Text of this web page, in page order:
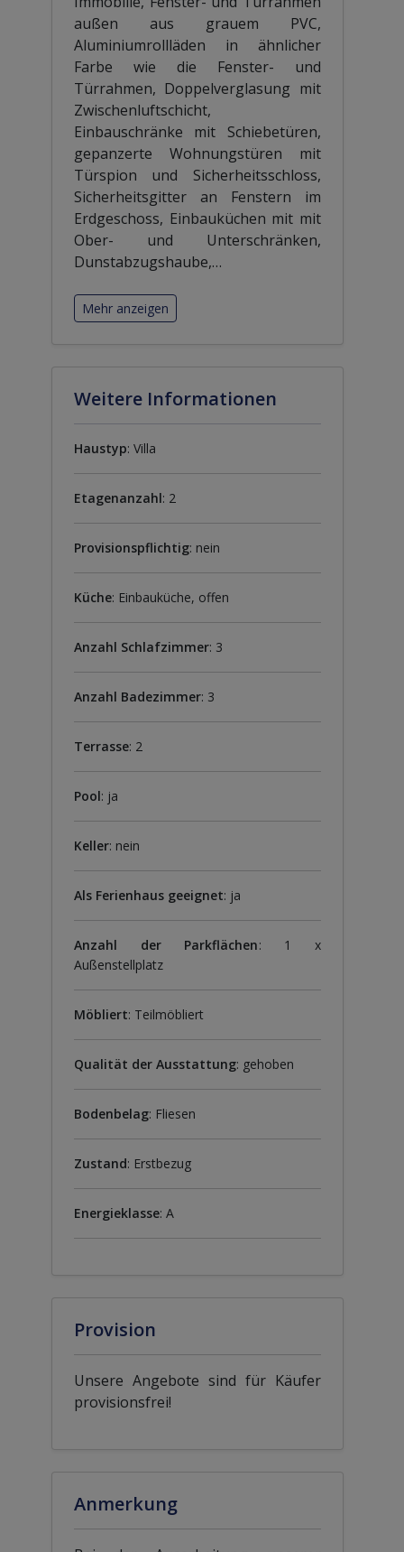
außen aus grauem PVC,
Aluminiumrollläden in ähnlicher
Farbe wie die Fenster- und
Türrahmen, Doppelverglasung mit
Zwischenluftschicht,
Einbauschränke mit Schiebetüren,
gepanzerte Wohnungstüren mit
Türspion und Sicherheitsschloss,
Sicherheitsgitter an Fenstern im
Erdgeschoss, Einbauküchen mit mit
Ober- und Unterschränken,
Dunstabzugshaube,…
Mehr anzeigen
Weitere Informationen
Haustyp: Villa
Etagenanzahl: 2
Provisionspflichtig: nein
Küche: Einbauküche, offen
Anzahl Schlafzimmer: 3
Anzahl Badezimmer: 3
Terrasse: 2
Pool: ja
Keller: nein
Als Ferienhaus geeignet: ja
Anzahl der Parkflächen: 1 x
Außenstellplatz
Möbliert: Teilmöbliert
Qualität der Ausstattung: gehoben
Bodenbelag: Fliesen
Zustand: Erstbezug
Energieklasse: A
Provision
Unsere Angebote sind für Käufer
provisionsfrei!
Anmerkung